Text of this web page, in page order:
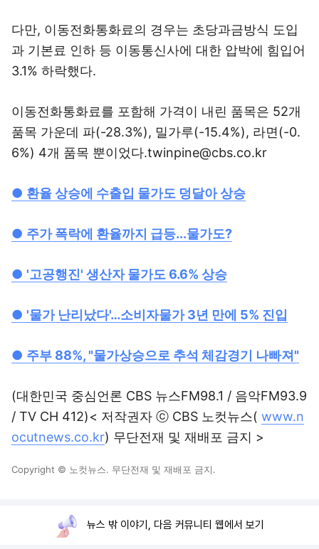
다만, 이동전화통화료의 경우는 초당과금방식 도입
과 기본료 인하 등 이동통신사에 대한 압박에 힘입어
3.1% 하락했다.
이동전화통화료를 포함해 가격이 내린 품목은 52개
품목 가운데 파(-28.3%), 밀가루(-15.4%), 라면(-0.
6%) 4개 품목 뿐이었다.twinpine@cbs.co.kr
● 환율 상승에 수출입 물가도 덩달아 상승
● 주가 폭락에 환율까지 급등...물가도?
● '고공행진' 생산자 물가도 6.6% 상승
● '물가 난리났다'…소비자물가 3년 만에 5% 진입
● 주부 88%, "물가상승으로 추석 체감경기 나빠져"
(대한민국 중심언론 CBS 뉴스FM98.1 / 음악FM93.9
/ TV CH 412)< 저작권자 ⓒ CBS 노컷뉴스( www.n
ocutnews.co.kr) 무단전재 및 재배포 금지 >
Copyright © 노컷뉴스. 무단전재 및 재배포 금지.
뉴스 밖 이야기, 다음 커뮤니티 웹에서 보기